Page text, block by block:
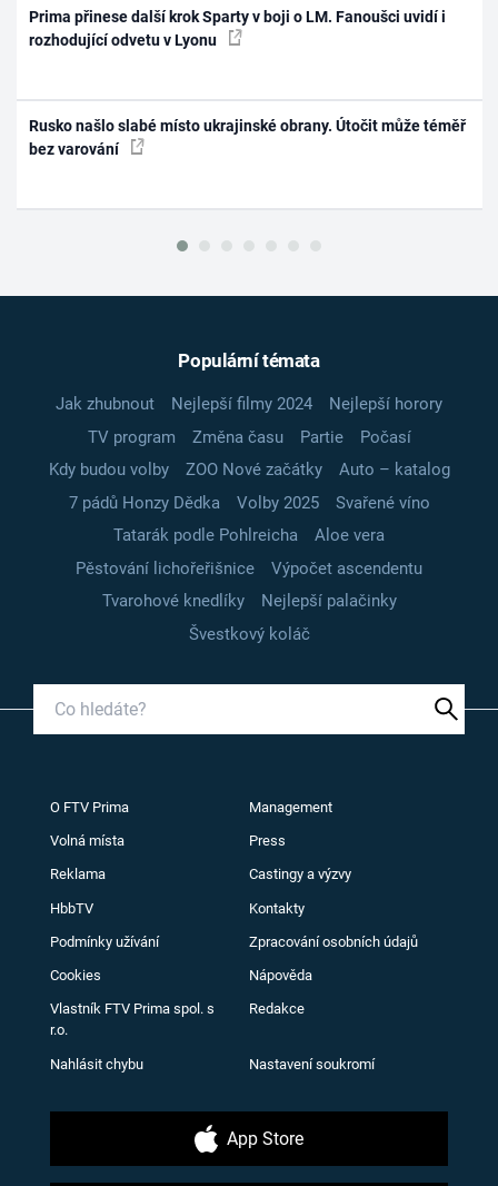
Prima přinese další krok Sparty v boji o LM. Fanoušci uvidí i
rozhodující odvetu v Lyonu
Rusko našlo slabé místo ukrajinské obrany. Útočit může téměř
bez varování
Populární témata
Jak zhubnout Nejlepší filmy 2024
Nejlepší horory
TV program
Změna času Partie
Počasí
Kdy budou volby
ZOO Nové začátky
Auto – katalog
7 pádů Honzy Dědka
Volby 2025
Svařené víno
Tatarák podle Pohlreicha
Aloe vera
Pěstování lichořeřišnice
Výpočet ascendentu
Tvarohové knedlíky
Nejlepší palačinky
Švestkový koláč
O FTV Prima Management
Volná místa Press
Reklama Castingy a výzvy
HbbTV Kontakty
Podmínky užívání Zpracování osobních údajů
Cookies Nápověda
Vlastník FTV Prima spol. s
r.o.
Redakce
Nahlásit chybu Nastavení soukromí
App Store